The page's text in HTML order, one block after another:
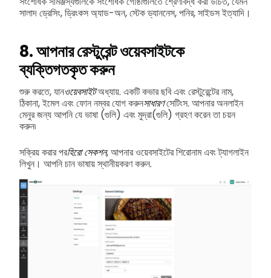
সালাদ ড্রেসিং, ড্রিংকস অ্যাড-অন, স্টেক ড্যাননেস, পনির, সাইডস ইত্যাদি।
8. আপনার রেস্টুরেন্ট ওয়েবসাইটকে
ব্যক্তিগতকৃত করুন
শুরু করতে, যানওয়েবসাইটঅধ্যায়. একটি কভার ছবি এবং রেস্টুরেন্টের নাম,
ঠিকানা, ইমেল এবং ফোন নম্বর যোগ করুনসাধারণসেটিংস. আপনার অনলাইন
মেনুর জন্য আপনি যে ভাষা (গুলি) এবং মুদ্রা(গুলি) গ্রহণ করেন তা চয়ন
করুন৷
সক্রিয় করার পরহিরো সেকশন, আপনার ওয়েবসাইটের শিরোনাম এবং ট্যাগলাইন
লিখুন। আপনি চান ভাষায় স্থানীয়করণ করুন.